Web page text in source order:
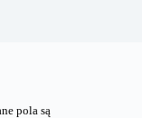
pola są